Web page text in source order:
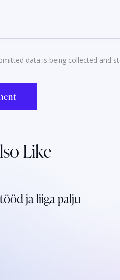
data is being collected and
Like
ja liiga palju